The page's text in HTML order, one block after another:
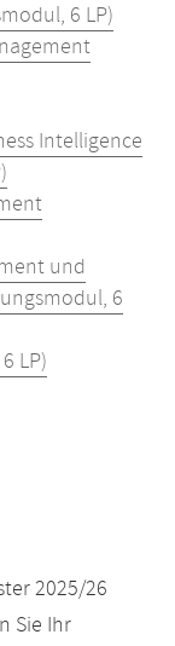
6 LP)
Intelligence
und
6
LP)
2025/26
Sie Ihr